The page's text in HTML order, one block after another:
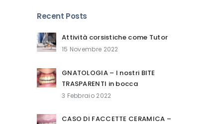
Recent Posts
Attività corsistiche come Tutor
15 Novembre 2022
GNATOLOGIA – I nostri BITE
TRASPARENTI in bocca
3 Febbraio 2022
CASO DI FACCETTE CERAMICA –